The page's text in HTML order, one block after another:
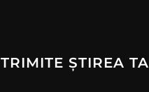
TRIMITE ȘTIREA TA